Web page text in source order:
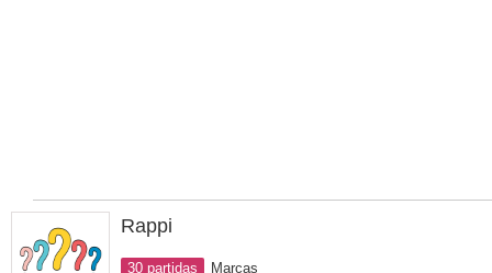
Rappi
30 partidas Marcas